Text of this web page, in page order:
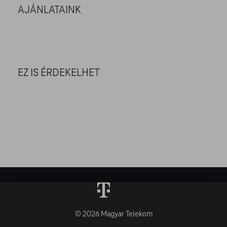
AJÁNLATAINK
EZ IS ÉRDEKELHET
© 2026 Magyar Telekom